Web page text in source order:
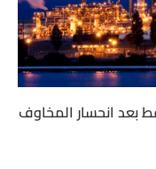
بعد انحسار المخاوف